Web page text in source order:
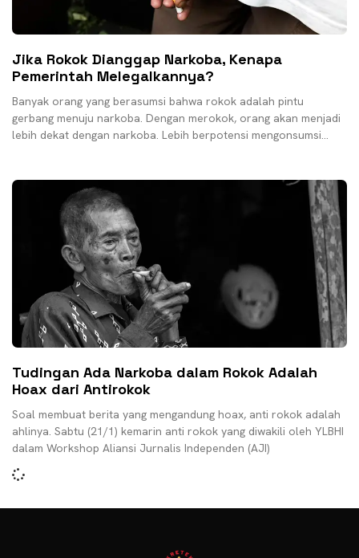
Jika Rokok Dianggap Narkoba, Kenapa
Pemerintah Melegalkannya?
Banyak orang yang berasumsi bahwa rokok adalah pintu
gerbang menuju narkoba. Dengan merokok, orang akan menjadi
lebih dekat dengan narkoba. Lebih berpotensi mengonsumsi
Tudingan Ada Narkoba dalam Rokok Adalah
Hoax dari Antirokok
Soal membuat berita yang mengandung hoax, anti rokok adalah
ahlinya. Sabtu (21/1) kemarin anti rokok yang diwakili oleh YLBHI
dalam Workshop Aliansi Jurnalis Independen (AJI)